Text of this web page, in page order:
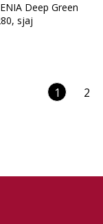
Deep Green
sjaj
1 2